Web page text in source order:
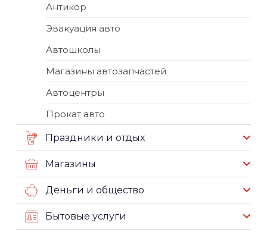
Антикор
Эвакуация авто
Автошколы
Магазины автозапчастей
Автоцентры
Прокат авто
Праздники и отдых
Магазины
Деньги и общество
Бытовые услуги